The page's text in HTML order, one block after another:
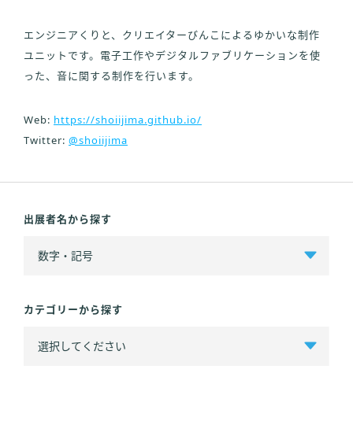
エンジニアくりと、クリエイターびんこによるゆかいな制作
ユニットです。電子工作やデジタルファブリケーションを使
った、音に関する制作を行います。
Web: https://shoiijima.github.io/
Twitter: @shoiijima
出展者名から探す
カテゴリーから探す